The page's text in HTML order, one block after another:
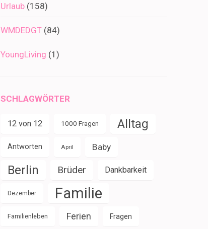
Urlaub (158)
WMDEDGT (84)
YoungLiving (1)
SCHLAGWÖRTER
12 von 12 1000 Fragen Alltag
Antworten April Baby
Berlin Brüder Dankbarkeit
Dezember Familie
Familienleben Ferien Fragen